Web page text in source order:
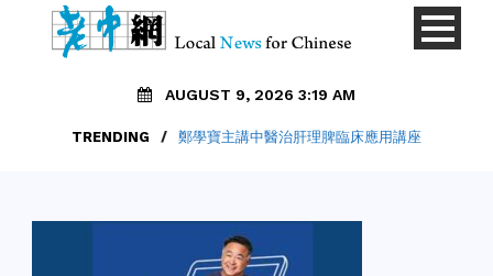
AUGUST 9, 2026 3:19 AM
TRENDING / 鄭學寶主講中醫治肝理脾臨床應用講座